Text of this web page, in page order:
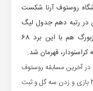
روستوف آرنا شکست
و ایستادن در رتبه دهم جدول لیگ
برتر روسیه تمام کند و زنیت سنت‌پترزبورگ هم با این برد 68
کراسنودار، قهرمان شد.
حضور 90 دقیقه‌ای در آخرین مسابقه روستوف
مقابل زنیت داشت که فصل را با انجام 28 بازی و زدن سه گل و ثبت